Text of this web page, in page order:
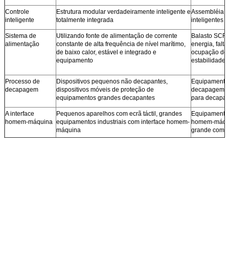
Controle
inteligente
Estrutura modular verdadeiramente inteligente e
totalmente integrada
Assembléia
inteligentes
Sistema de
alimentação
Utilizando fonte de alimentação de corrente
constante de alta frequência de nível marítimo,
de baixo calor, estável e integrado e
equipamento
Balasto
energia,
ocupação de
estabilidade
Processo de
decapagem
Dispositivos pequenos não decapantes,
dispositivos móveis de proteção de
equipamentos grandes decapantes
decapagem,
para
A interface
homem-máquina
Pequenos aparelhos com ecrã táctil, grandes
equipamentos industriais com interface homem-
máquina
homem-
grande com